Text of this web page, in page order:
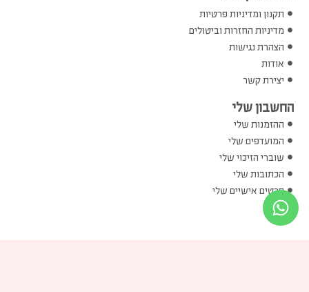
תקנון ומדיניות פרטיות
מדיניות החזרות וביטולים
הצהרת נגישות
אודות
יצירת קשר
החשבון שלי
ההזמנות שלי
המועדפים שלי
שוברי הזיכוי שלי
הכתובות שלי
פרטים אישיים שלי